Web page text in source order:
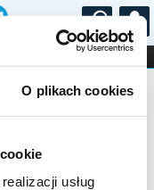
O plikach cookies
usług
...
STAND-UP
w kasie.